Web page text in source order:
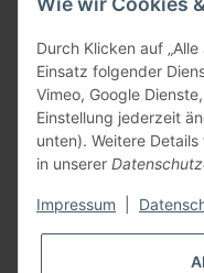
KONTAKT
Durch Klicken auf
Einsatz folgender
Vimeo, Google
Einstellung jederzeit
unten). Weitere
in unserer
Impressum